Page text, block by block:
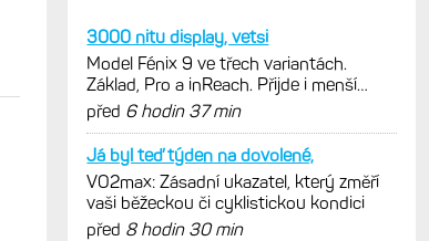
3000 nitu display, vetsi
Model Fénix 9 ve třech variantách.
Základ, Pro a inReach. Přijde i menší
verze 43 mm a také solární...
před 6 hodin 37 min
Já byl teď týden na dovolené,
VO2max: Zásadní ukazatel, který změří
vaši běžeckou či cyklistickou kondici
před 8 hodin 30 min